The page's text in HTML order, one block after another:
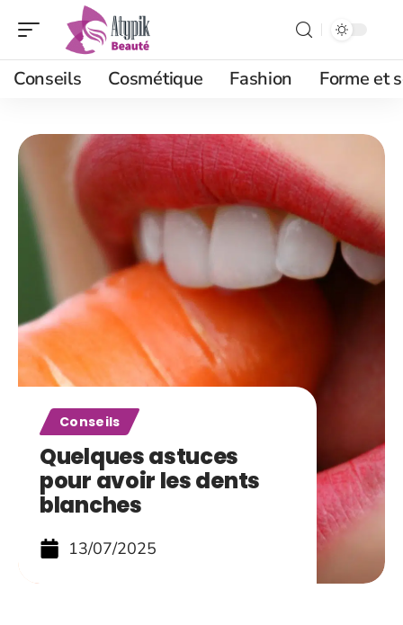
Conseils Cosmétique Fashion Forme et
Conseils
Quelques astuces
pour avoir les dents
blanches
13/07/2025